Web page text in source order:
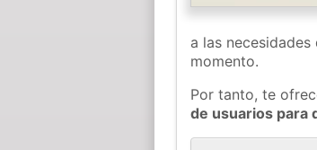
a las
momento.
Por tanto, te
de usuarios para